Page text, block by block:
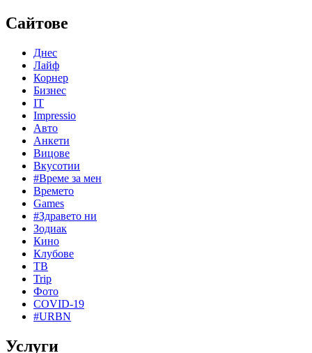
Сайтове
Днес
Лайф
Корнер
Бизнес
IT
Impressio
Авто
Анкети
Вицове
Вкусотии
#Време за мен
Времето
Games
#Здравето ни
Зодиак
Кино
Клубове
ТВ
Trip
Фото
COVID-19
#URBN
Услуги